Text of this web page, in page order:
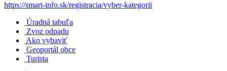
https://smart-info.sk/registracia/vyber-kategorii
Úradná tabuľa
Zvoz odpadu
Ako vybaviť
Geoportál obce
Turista